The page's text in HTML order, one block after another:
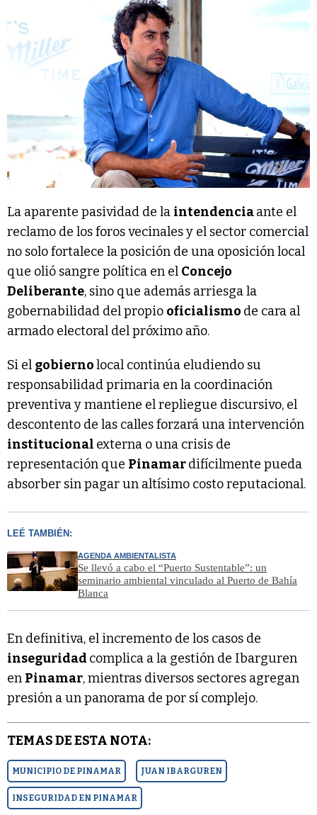
La aparente pasividad de la intendenciaante el
reclamo de los foros vecinales y el sector comercial
no solo fortalece la posición de una oposición local
que olió sangre política en el Concejo
Deliberante, sino que además arriesga la
gobernabilidad del propio oficialismo de cara al
armado electoral del próximo año.
Si el gobiernolocal continúa eludiendo su
responsabilidad primaria en la coordinación
preventiva y mantiene el repliegue discursivo, el
descontento de las calles forzará una intervención
institucional externa o una crisis de
representación que Pinamardifícilmente pueda
absorber sin pagar un altísimo costo reputacional.
LEÉ TAMBIÉN:
AGENDA AMBIENTALISTA
Se llevó a cabo el “Puerto Sustentable”: un
seminario ambiental vinculado al Puerto de Bahía
Blanca
En definitiva, el incremento de los casos de
inseguridad complica a la gestión de Ibarguren
en Pinamar, mientras diversos sectores agregan
presión a un panorama de por sí complejo.
TEMAS DE ESTA NOTA:
MUNICIPIO DE PINAMAR JUAN IBARGUREN
INSEGURIDAD EN PINAMAR